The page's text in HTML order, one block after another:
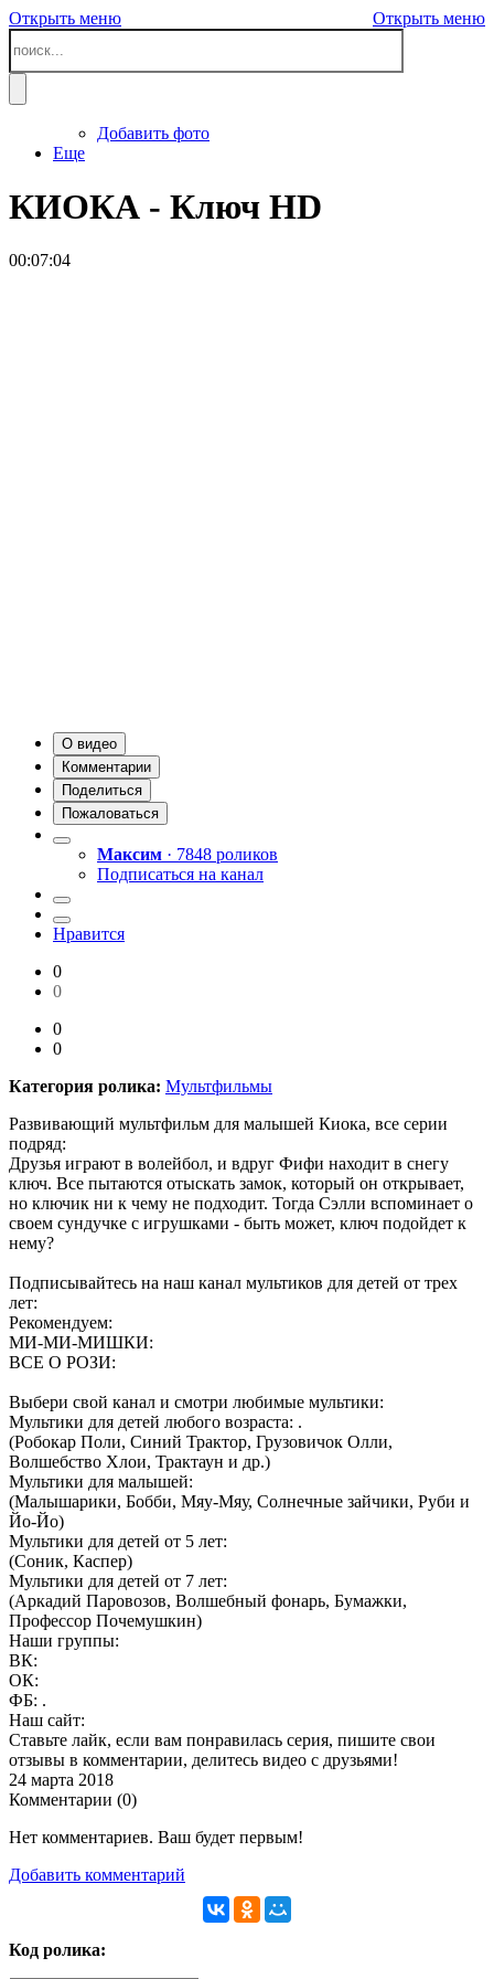
Открыть меню Открыть меню
Добавить фото
Еще
КИОКА - Ключ HD
00:07:04
О видео
Комментарии
Поделиться
Пожаловаться
Максим · 7848 роликов
Подписаться на канал
Нравится
0
0
0
0
Категория ролика: Мультфильмы
Развивающий мультфильм для малышей Киока, все серии
подряд:
Друзья играют в волейбол, и вдруг Фифи находит в снегу
ключ. Все пытаются отыскать замок, который он открывает,
но ключик ни к чему не подходит. Тогда Сэлли вспоминает о
своем сундучке с игрушками - быть может, ключ подойдет к
нему?
Подписывайтесь на наш канал мультиков для детей от трех
лет:
Рекомендуем:
МИ-МИ-МИШКИ:
ВСЕ О РОЗИ:
Выбери свой канал и смотри любимые мультики:
Мультики для детей любого возраста: .
(Робокар Поли, Синий Трактор, Грузовичок Олли,
Волшебство Хлои, Трактаун и др.)
Мультики для малышей:
(Малышарики, Бобби, Мяу-Мяу, Солнечные зайчики, Руби и
Йо-Йо)
Мультики для детей от 5 лет:
(Соник, Каспер)
Мультики для детей от 7 лет:
(Аркадий Паровозов, Волшебный фонарь, Бумажки,
Профессор Почемушкин)
Наши группы:
ВК:
ОК:
ФБ: .
Наш сайт:
Ставьте лайк, если вам понравилась серия, пишите свои
отзывы в комментарии, делитесь видео с друзьями!
24 марта 2018
Комментарии (0)
Нет комментариев. Ваш будет первым!
Добавить комментарий
Код ролика: